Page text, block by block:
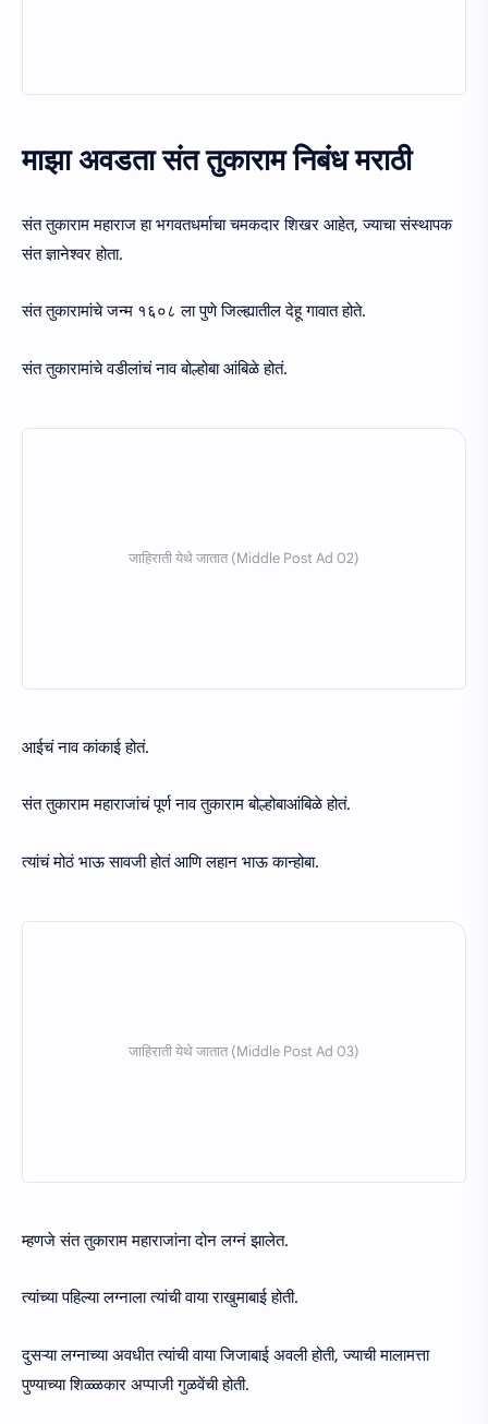
माझा अवडता संत तुकाराम निबंध मराठी
संत तुकाराम महाराज हा भगवतधर्माचा चमकदार शिखर आहेत, ज्याचा संस्थापक
संत ज्ञानेश्वर होता.
संत तुकारामांचे जन्म १६०८ ला पुणे जिल्ह्यातील देहू गावात होते.
संत तुकारामांचे वडीलांचं नाव बोल्होबा आंबिळे होतं.
आईचं नाव कांकाई होतं.
संत तुकाराम महाराजांचं पूर्ण नाव तुकाराम बोल्होबाआंबिळे होतं.
त्यांचं मोठं भाऊ सावजी होतं आणि लहान भाऊ कान्होबा.
म्हणजे संत तुकाराम महाराजांना दोन लग्नं झालेत.
त्यांच्या पहिल्या लग्नाला त्यांची वाया राखुमाबाई होती.
दुसऱ्या लग्नाच्या अवधीत त्यांची वाया जिजाबाई अवली होती, ज्याची मालामत्ता
पुण्याच्या शिळ्ळकार अप्पाजी गुळवेंची होती.